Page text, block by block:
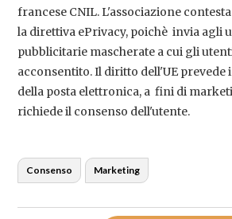
francese CNIL. L'associazione
la direttiva ePrivacy, poichè invia agli
pubblicitarie mascherate a cui gli
acconsentito. Il diritto dell'UE prevede
della posta elettronica, a fini di
richiede il consenso dell'utente.
Consenso Marketing